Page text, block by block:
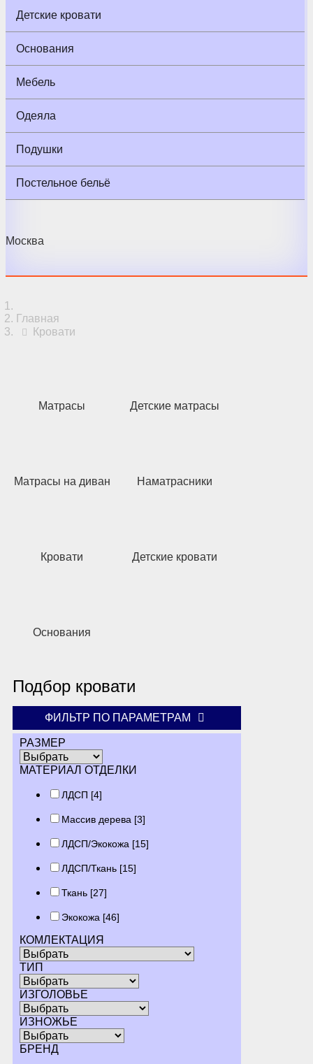
Детские кровати
Основания
Мебель
Одеяла
Подушки
Постельное бельё
Москва
Главная
Кровати
Матрасы Детские матрасы
Матрасы на диван Наматрасники
Кровати Детские кровати
Основания
Подбор кровати
ФИЛЬТР ПО ПАРАМЕТРАМ
РАЗМЕР
МАТЕРИАЛ ОТДЕЛКИ
ЛДСП [4]
Массив дерева [3]
ЛДСП/Экокожа [15]
ЛДСП/Ткань [15]
Ткань [27]
Экокожа [46]
КОМЛЕКТАЦИЯ
ТИП
ИЗГОЛОВЬЕ
ИЗНОЖЬЕ
БРЕНД